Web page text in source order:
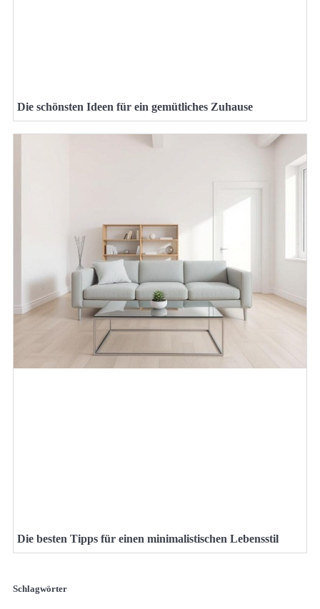
Die schönsten Ideen für ein gemütliches Zuhause
Die besten Tipps für einen minimalistischen Lebensstil
Schlagwörter